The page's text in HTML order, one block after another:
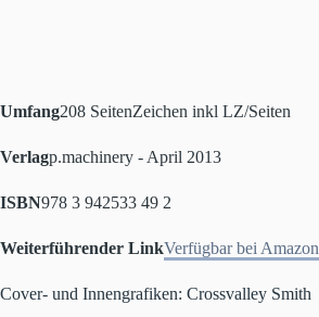
Umfang208 SeitenZeichen inkl LZ/Seiten
Verlagp.machinery - April 2013
ISBN978 3 942533 49 2
Weiterführender LinkVerfügbar bei Amazon
Cover- und Innengrafiken: Crossvalley Smith